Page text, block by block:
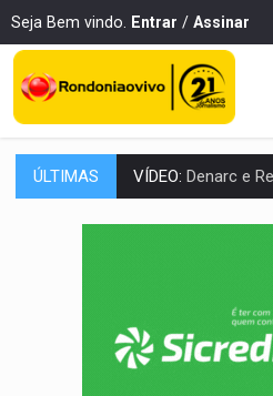
Seja Bem vindo. Entrar / Assinar
ÚLTIMAS OPERAÇÃO DA PC:
ENTRADA
Três são
CELEBRAÇÃO:
SAÚDE:Anvisa